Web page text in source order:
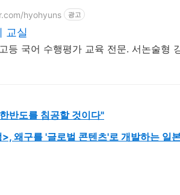
hyohyuns 광고
교실
등 국어 수행평가 교육 전문. 서논술형
반도를 침공할 것이다"
왜구를 '글로벌 콘텐츠'로 개발하는 일